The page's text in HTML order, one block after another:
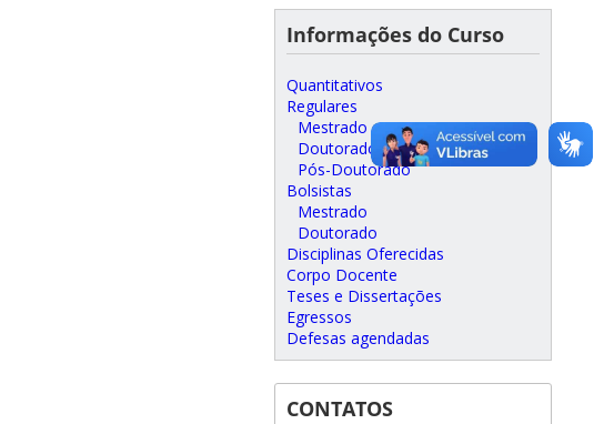
Informações do Curso
Quantitativos
Regulares
Mestrado
Doutorado
Pós-Doutorado
Bolsistas
Mestrado
Doutorado
Disciplinas Oferecidas
Corpo Docente
Teses e Dissertações
Egressos
Defesas agendadas
CONTATOS